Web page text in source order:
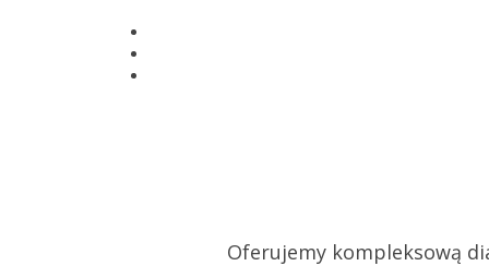
Oferujemy kompleksową